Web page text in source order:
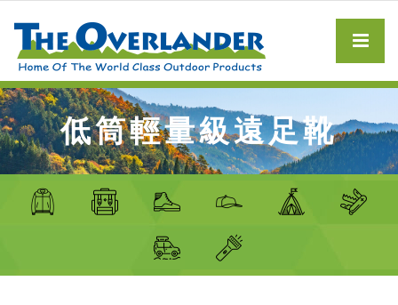
低筒輕量級遠足靴